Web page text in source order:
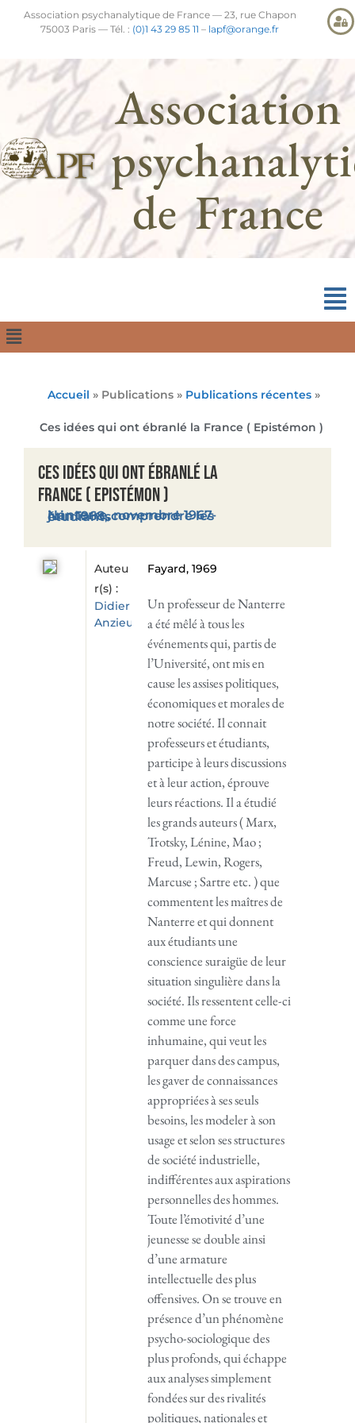
Association psychanalytique de France — 23, rue Chapon
75003 Paris — Tél. : (0)1 43 29 85 11 – lapf@orange.fr
Association
de France
Accueil » Publications » Publications récentes »
Ces idées qui ont ébranlé la France ( Epistémon )
Ces idées qui ont ébranlé la
France ( Epistémon )
Nanterre, novembre 1967-juin 1968, comprendre les étudiants
Auteu
r(s) :
Didier
Anzieu
Fayard, 1969
Un professeur de Nanterre
a été mêlé à tous les
événements qui, partis de
l’Université, ont mis en
cause les assises politiques,
économiques et morales de
notre société. Il connait
professeurs et étudiants,
participe à leurs discussions
et à leur action, éprouve
leurs réactions. Il a étudié
les grands auteurs ( Marx,
Trotsky, Lénine, Mao ;
Freud, Lewin, Rogers,
Marcuse ; Sartre etc. ) que
commentent les maîtres de
Nanterre et qui donnent
aux étudiants une
conscience suraigüe de leur
situation singulière dans la
société. Ils ressentent celle-ci
comme une force
inhumaine, qui veut les
parquer dans des campus,
les gaver de connaissances
appropriées à ses seuls
besoins, les modeler à son
usage et selon ses structures
de société industrielle,
indifférentes aux aspirations
personnelles des hommes.
Toute l’émotivité d’une
jeunesse se double ainsi
d’une armature
intellectuelle des plus
offensives. On se trouve en
présence d’un phénomène
psycho-sociologique des
plus profonds, qui échappe
aux analyses simplement
fondées sur des rivalités
politiques, nationales et